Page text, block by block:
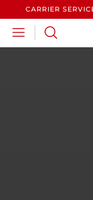
CARRIER